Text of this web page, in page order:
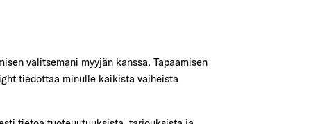
valitsemani myyjän kanssa. Tapaamisen
tiedottaa minulle kaikista vaiheista